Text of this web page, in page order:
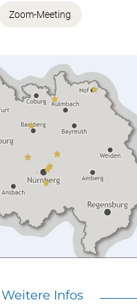
Zoom-Meeting
Weitere Infos